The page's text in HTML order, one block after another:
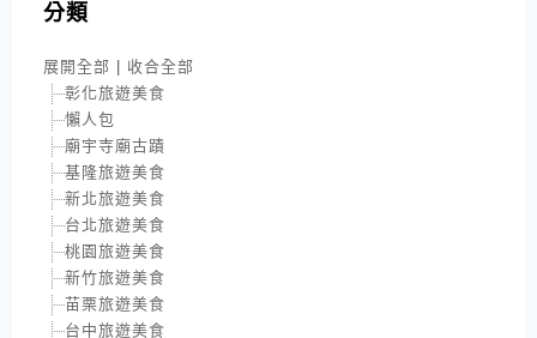
分類
展開全部
收合全部
彰化旅遊美食
懶人包
廟宇寺廟古蹟
基隆旅遊美食
新北旅遊美食
台北旅遊美食
桃園旅遊美食
新竹旅遊美食
苗栗旅遊美食
台中旅遊美食